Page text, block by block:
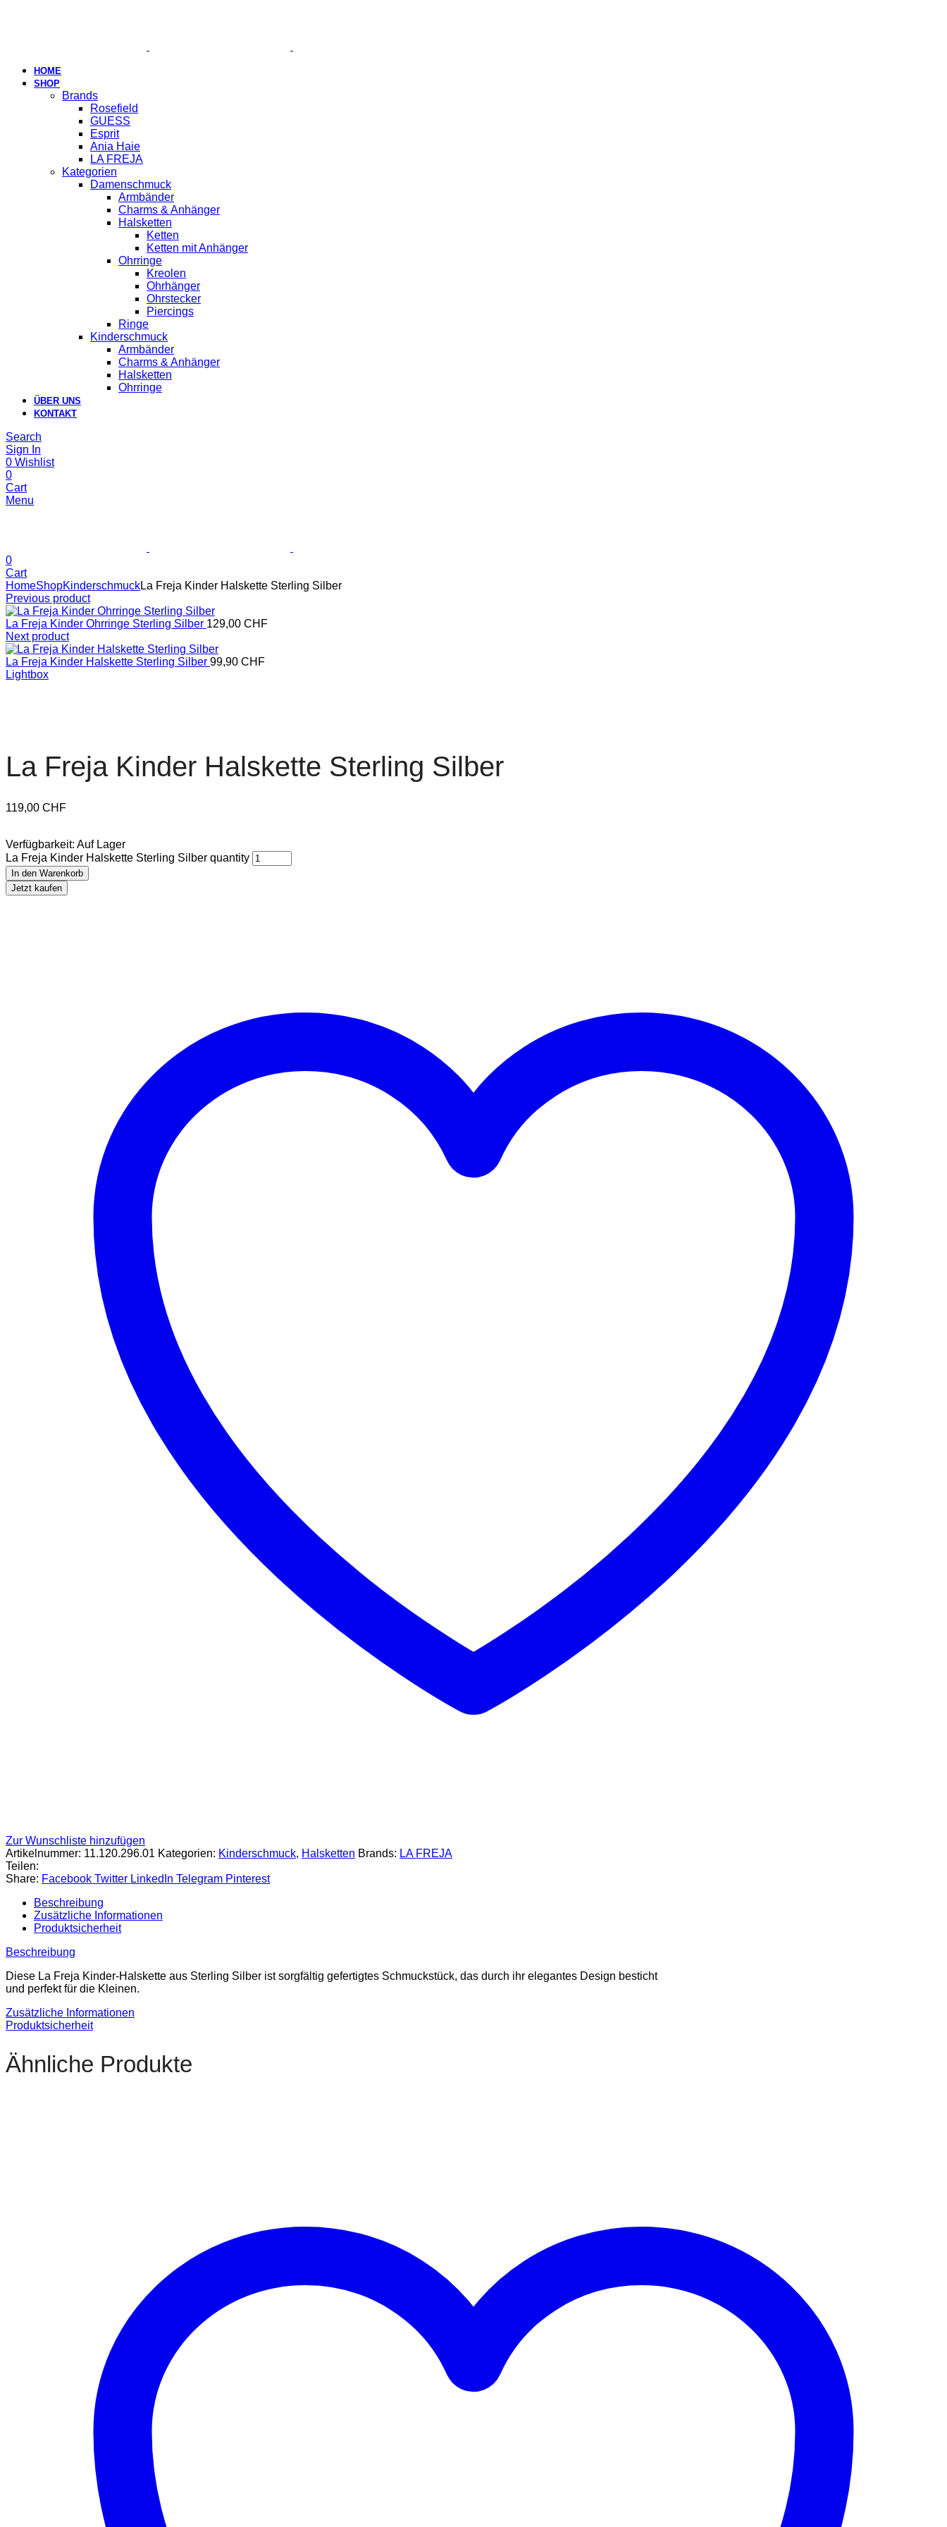
HOME
SHOP
Brands
Rosefield
GUESS
Esprit
Ania Haie
LA FREJA
Kategorien
Damenschmuck
Armbänder
Charms & Anhänger
Halsketten
Ketten
Ketten mit Anhänger
Ohrringe
Kreolen
Ohrhänger
Ohrstecker
Piercings
Ringe
Kinderschmuck
Armbänder
Charms & Anhänger
Halsketten
Ohrringe
ÜBER UNS
KONTAKT
Search
Sign In
0 Wishlist
0
Cart
Menu
0
Cart
HomeShopKinderschmuckLa Freja Kinder Halskette Sterling Silber
Previous product
La Freja Kinder Ohrringe Sterling Silber 129,00 CHF
Next product
La Freja Kinder Halskette Sterling Silber 99,90 CHF
Lightbox
La Freja Kinder Halskette Sterling Silber
119,00 CHF
Verfügbarkeit: Auf Lager
La Freja Kinder Halskette Sterling Silber quantity
In den Warenkorb
Jetzt kaufen
Zur Wunschliste hinzufügen
Artikelnummer: 11.120.296.01 Kategorien: Kinderschmuck, Halsketten Brands: LA FREJA
Teilen:
Share: Facebook Twitter LinkedIn Telegram Pinterest
Beschreibung
Zusätzliche Informationen
Produktsicherheit
Beschreibung
Diese La Freja Kinder-Halskette aus Sterling Silber ist sorgfältig gefertigtes Schmuckstück, das durch ihr elegantes Design besticht
und perfekt für die Kleinen.
Zusätzliche Informationen
Produktsicherheit
Ähnliche Produkte